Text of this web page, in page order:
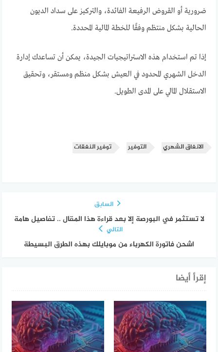
ضرورية أو القروض الرفيعة الفائدة، والتركيز على سداد الديون
الحالية بشكل منتظم وفقًا للخطة المالية المحددة.
إذا تم استخدام هذه الاستراتيجيات الجيدة، يمكن أن تساعدك إدارة
الدخل الشهري المحدود في العيش بشكل منظم ومستقر، وتحقيق
الاستقلال المالي على المدى الطويل.
الانفاق الشهري التوفير توفير النفقات
السابق
لا تستثمر في البورصة إلا بعد قراءة هذا المقال .. تفاصيل هامة
التالي
اشحن فاتورة الكهرباء من موبايلك بهذه الطرق البسيطة
إقرأ أيضا